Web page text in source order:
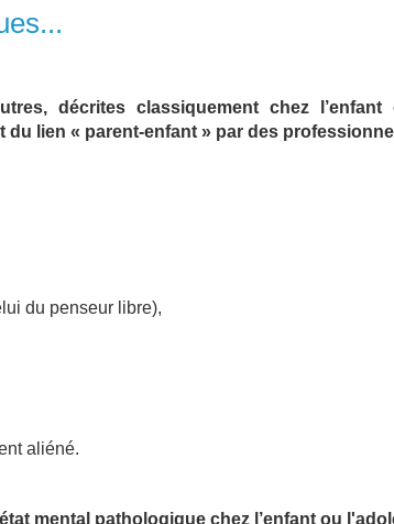
décrites classiquement chez l’enfant
du lien « parent-enfant » par des
du penseur libre),
aliéné.
mental pathologique chez l’enfant ou